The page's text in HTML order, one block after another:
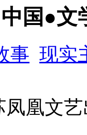
中国●文
事 现实
凰文